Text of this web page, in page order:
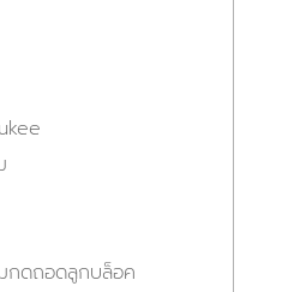
กดถอดลูกบล็อค